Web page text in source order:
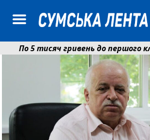
По 5 тисяч гривень до першого
Ніколаєнко: у Сумах погодили 115